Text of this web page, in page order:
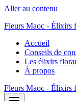
Aller au contenu
Fleurs Maoc - Élixirs
Accueil
Conseils de
Les élixirs
À propos
Fleurs Maoc - Élixirs